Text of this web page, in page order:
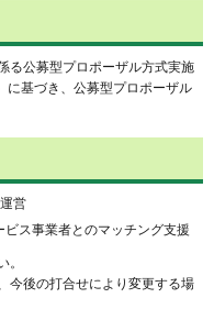
る公募型プロポーザル方式実施
基づき、公募型プロポーザル
営
ス事業者とのマッチング支援
。
今後の打合せにより変更する場